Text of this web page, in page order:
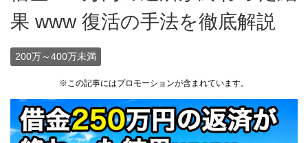
果 www 復活の手法を徹底解説
200万～400万未満
※この記事にはプロモーションが含まれています。